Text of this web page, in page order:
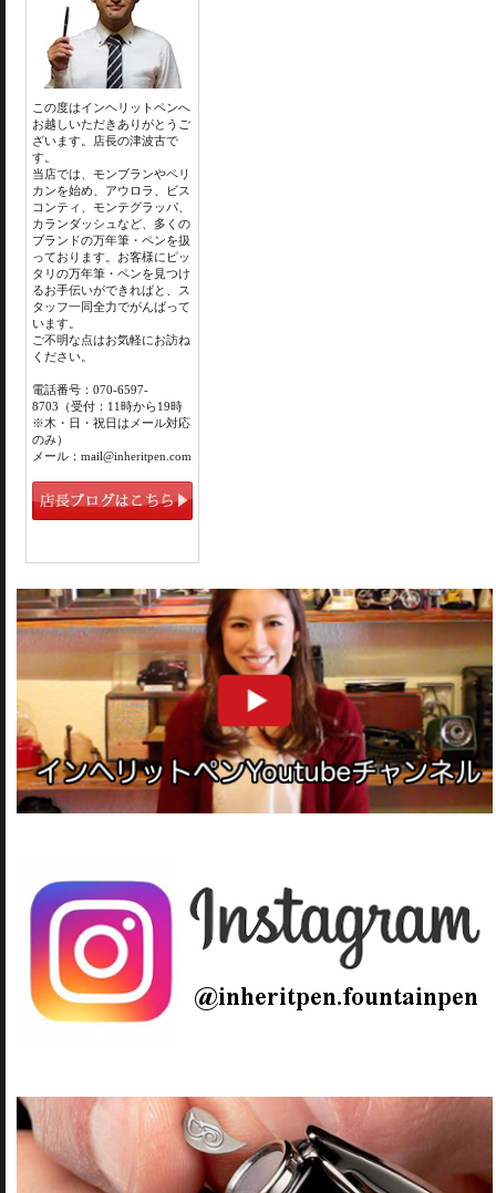
この度はインヘリットペンへ
お越しいただきありがとうご
ざいます。店長の津波古で
す。
当店では、モンブランやペリ
カンを始め、アウロラ、ビス
コンティ、モンテグラッパ、
カランダッシュなど、多くの
ブランドの万年筆・ペンを扱
っております。お客様にピッ
タリの万年筆・ペンを見つけ
るお手伝いができればと、ス
タッフ一同全力でがんばって
います。
ご不明な点はお気軽にお訪ね
ください。
電話番号：070-6597-
8703（受付：11時から19時
※木・日・祝日はメール対応
のみ）
メール：mail@inheritpen.com